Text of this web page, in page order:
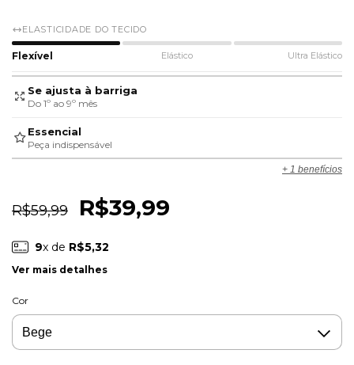
ELASTICIDADE DO TECIDO
Flexível Elástico Ultra Elástico
Se ajusta à barriga
Do 1º ao 9º mês
Essencial
Peça indispensável
+ 1 benefícios
R$59,99 R$39,99
9x de R$5,32
Ver mais detalhes
Cor